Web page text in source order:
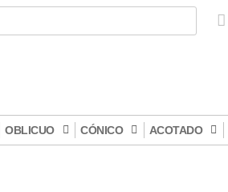
OBLICUO CÓNICO ACOTADO